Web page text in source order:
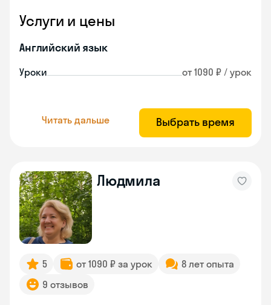
Услуги и цены
Английский язык
Уроки от 1090 ₽ / урок
Читать дальше Выбрать время
Людмила
5 от 1090 ₽ за урок
8 лет опыта
9 отзывов